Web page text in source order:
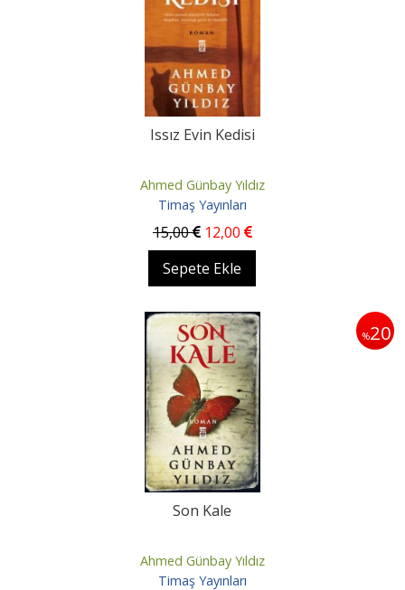
Issız Evin Kedisi
Ahmed Günbay Yıldız
Timaş Yayınları
15,00 12,00
Sepete Ekle
%20
Son Kale
Ahmed Günbay Yıldız
Timaş Yayınları